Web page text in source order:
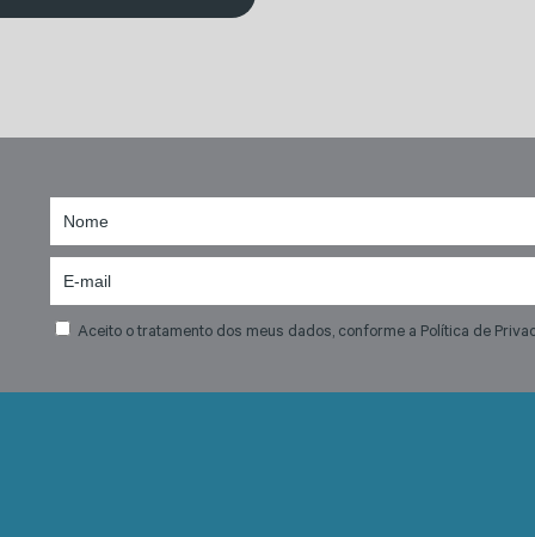
Aceito o tratamento dos meus dados, conforme a Política de